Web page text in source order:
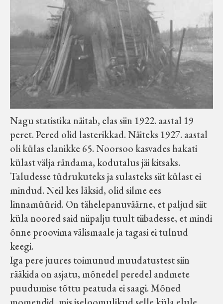
Nagu statistika näitab, elas siin 1922. aastal 19
peret. Pered olid lasterikkad. Näiteks 1927. aastal
oli külas elanikke 65. Noorsoo kasvades hakati
külast välja rändama, kodutalus jäi kitsaks.
Taludesse tüdrukuteks ja sulasteks siit külast ei
mindud. Neil kes läksid, olid silme ees
linnamüürid. On tähelepanuväärne, et paljud siit
küla noored said niipalju tuult tiibadesse, et mindi
õnne proovima välismaale ja tagasi ei tulnud
keegi.
Iga pere juures toimunud muudatustest siin
rääkida on asjatu, mõnedel peredel andmete
puudumise tõttu peatuda ei saagi. Mõned